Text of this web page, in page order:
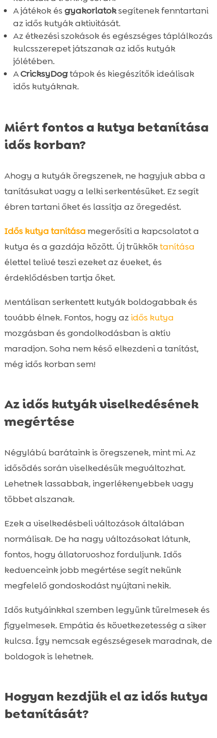
fontossága

Hogyan kezeljük az idős kutya
viselkedésproblémáit?
 Az idős kutya szocializációja
Az idős kutya megfelelő gondozása
 Összefoglaló
A játékok és gyakorlatoksegítenek fenntartani
az idős kutyák aktivitását.
Az étkezési szokások és egészséges táplálkozás
kulcsszerepet játszanak az idős kutyák
jólétében.
ACricksyDogtápok és kiegészítők ideálisak
idős kutyáknak.
Miért fontos a kutya betanítása
idős korban?
Ahogy a kutyák öregszenek, ne hagyjuk abba a
tanításukat vagy a lelki serkentésüket. Ez segít
ébren tartani őket és lassítja az öregedést.
Idős kutya tanítása megerősíti a kapcsolatot a
kutya és a gazdája között. Új trükköktanítása
élettel telivé teszi ezeket az éveket, és
érdeklődésben tartja őket.
Mentálisan serkentett kutyák boldogabbak és
tovább élnek. Fontos, hogy az idős kutya
mozgásban és gondolkodásban is aktív
maradjon. Soha nem késő elkezdeni a tanítást,
még idős korban sem!
Az idős kutyák viselkedésének
megértése
Négylábú barátaink is öregszenek, mint mi. Az
idősödés során viselkedésük megváltozhat.
Lehetnek lassabbak, ingerlékenyebbek vagy
többet alszanak.
Ezek a viselkedésbeli változások általában
normálisak. De ha nagy változásokat látunk,
fontos, hogy állatorvoshoz forduljunk. Idős
kedvenceink jobb megértése segít nekünk
megfelelő gondoskodást nyújtani nekik.
Idős kutyáinkkal szemben legyünk türelmesek és
figyelmesek. Empátia és következetesség a siker
kulcsa. Így nemcsak egészségesek maradnak, de
boldogok is lehetnek.
Hogyan kezdjük el az idős kutya
betanítását?